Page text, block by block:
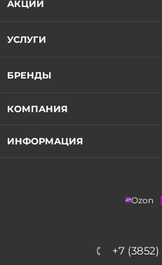
АКЦИИ
УСЛУГИ
БРЕНДЫ
КОМПАНИЯ
ИНФОРМАЦИЯ
Ozon
+7